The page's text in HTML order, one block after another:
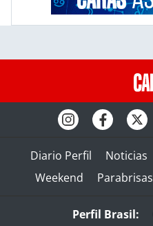
Diario Perfil Noticias
Weekend
Parabrisas
Perfil Brasil: